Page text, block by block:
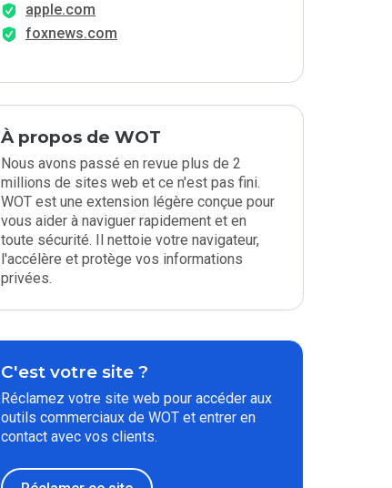
apple.com
foxnews.com
À propos de WOT
Nous avons passé en revue plus de 2
millions de sites web et ce n'est pas fini.
WOT est une extension légère conçue pour
vous aider à naviguer rapidement et en
toute sécurité. Il nettoie votre navigateur,
l'accélère et protège vos informations
privées.
C'est votre site ?
Réclamez votre site web pour accéder aux
outils commerciaux de WOT et entrer en
contact avec vos clients.